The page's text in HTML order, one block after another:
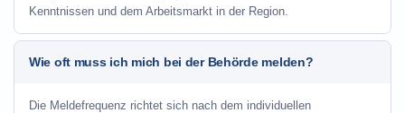
Kenntnissen und dem Arbeitsmarkt in der Region.
Wie oft muss ich mich bei der Behörde melden?
Die Meldefrequenz richtet sich nach dem individuellen